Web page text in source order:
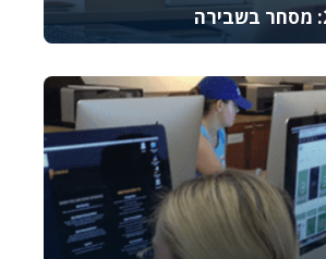
אותן, לנהל סיכונים ולבצע נית...